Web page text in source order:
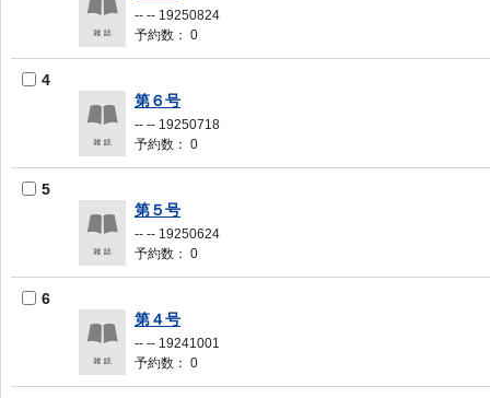
-- -- 19250824
予約数： 0
4
第６号
-- -- 19250718
予約数： 0
5
第５号
-- -- 19250624
予約数： 0
6
第４号
-- -- 19241001
予約数： 0